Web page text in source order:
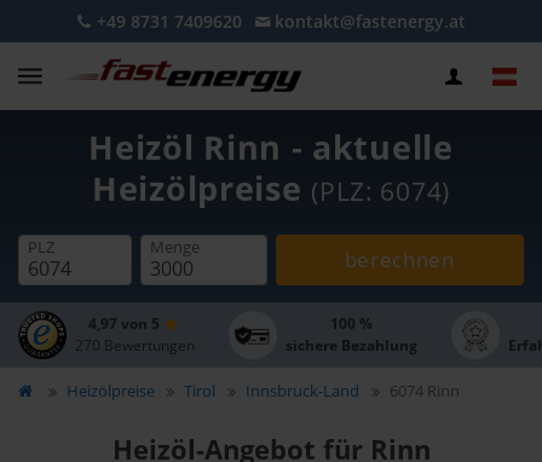
+49 8731 7409620 kontakt@fastenergy.at
Heizöl Rinn - aktuelle
Heizölpreise (PLZ: 6074)
PLZ Menge berechnen
4,97 von 5
270 Bewertungen
100 %
sichere Bezahlung
Heizölpreise Tirol Innsbruck-Land 6074 Rinn
Heizöl-Angebot für Rinn